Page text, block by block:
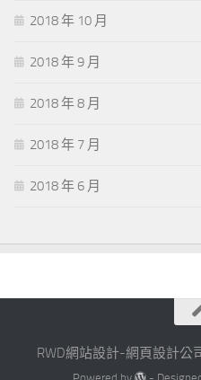
2018 年 10 月
2018 年 9 月
2018 年 8 月
2018 年 7 月
2018 年 6 月
RWD網站設計-網頁設計公